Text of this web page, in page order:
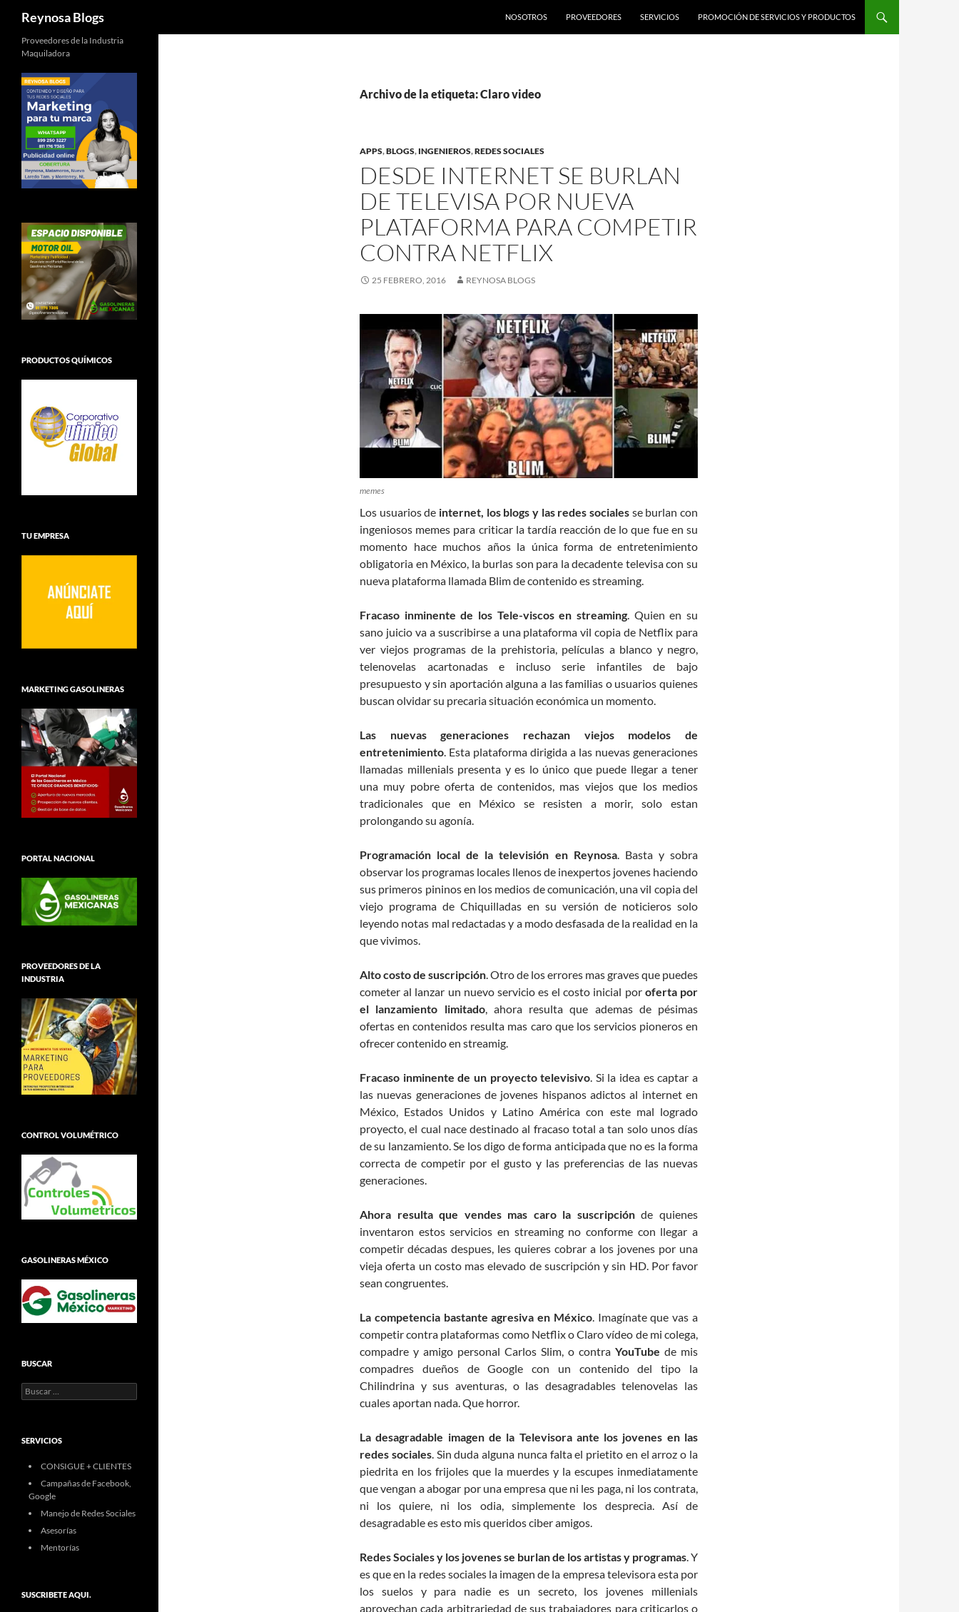
Reynosa Blogs
NOSOTROS
PROVEEDORES SERVICIOS PROMOCIÓN DE SERVICIOS Y PRODUCTOS
Archivo de la etiqueta: Claro video
APPS,BLOGS, INGENIEROS,REDES SOCIALES
DESDE INTERNET SE BURLAN
DE TELEVISA POR NUEVA
PLATAFORMA PARA COMPETIR
CONTRA NETFLIX
25 FEBRERO, 2016 REYNOSA BLOGS
memes
Los usuarios de internet, los blogs y las redes sociales se burlan con
ingeniosos memes para criticar la tardía reacción de lo que fue en su
momento hace muchos años la única forma de entretenimiento
obligatoria en México, la burlas son para la decadente televisa con su
nueva plataforma llamada Blim de contenido es streaming.
Fracaso inminente de los Tele-viscos en streaming. Quien en su
sano juicio va a suscribirse a una plataforma vil copia de Netflix para
ver viejos programas de la prehistoria, películas a blanco y negro,
telenovelas acartonadas e incluso serie infantiles de bajo
presupuesto y sin aportación alguna a las familias o usuarios quienes
buscan olvidar su precaria situación económica un momento.
Las nuevas generaciones rechazan viejos modelos de
entretenimiento. Esta plataforma dirigida a las nuevas generaciones
llamadas millenials presenta y es lo único que puede llegar a tener
una muy pobre oferta de contenidos, mas viejos que los medios
tradicionales que en México se resisten a morir, solo estan
prolongando su agonía.
Programación local de la televisión en Reynosa. Basta y sobra
observar los programas locales llenos de inexpertos jovenes haciendo
sus primeros pininos en los medios de comunicación, una vil copia del
viejo programa de Chiquilladas en su versión de noticieros solo
leyendo notas mal redactadas y a modo desfasada de la realidad en la
que vivimos.
Alto costo de suscripción. Otro de los errores mas graves que puedes
cometer al lanzar un nuevo servicio es el costo inicial por oferta por
el lanzamiento limitado, ahora resulta que ademas de pésimas
ofertas en contenidos resulta mas caro que los servicios pioneros en
ofrecer contenido en streamig.
Fracaso inminente de un proyecto televisivo. Si la idea es captar a
las nuevas generaciones de jovenes hispanos adictos al internet en
México, Estados Unidos y Latino América con este mal logrado
proyecto, el cual nace destinado al fracaso total a tan solo unos días
de su lanzamiento. Se los digo de forma anticipada que no es la forma
correcta de competir por el gusto y las preferencias de las nuevas
generaciones.
Ahora resulta que vendes mas caro la suscripciónde quienes
inventaron estos servicios en streaming no conforme con llegar a
competir décadas despues, les quieres cobrar a los jovenes por una
vieja oferta un costo mas elevado de suscripción y sin HD. Por favor
sean congruentes.
La competencia bastante agresiva en México. Imagínate que vas a
competir contra plataformas como Netflix o Claro vídeo de mi colega,
compadre y amigo personal Carlos Slim, o contra YouTube de mis
compadres dueños de Google con un contenido del tipo la
Chilindrina y sus aventuras, o las desagradables telenovelas las
cuales aportan nada. Que horror.
La desagradable imagen de la Televisora ante los jovenes en las
redes sociales. Sin duda alguna nunca falta el prietito en el arroz o la
piedrita en los frijoles que la muerdes y la escupes inmediatamente
que vengan a abogar por una empresa que ni les paga, ni los contrata,
ni los quiere, ni los odia, simplemente los desprecia. Así de
desagradable es esto mis queridos ciber amigos.
Redes Sociales y los jovenes se burlan de los artistas y programas. Y
es que en la redes sociales la imagen de la empresa televisora esta por
los suelos y para nadie es un secreto, los jovenes millenials
aprovechan cada arbitrariedad de sus trabajadores para criticarlos o
Proveedores de la Industria
Maquiladora
PRODUCTOS QUÍMICOS
TU EMPRESA
MARKETING GASOLINERAS
PORTAL NACIONAL
PROVEEDORES DE LA
INDUSTRIA
CONTROL VOLUMÉTRICO
GASOLINERAS MÉXICO
BUSCAR
Buscar:
SERVICIOS
CONSIGUE + CLIENTES
Campañas de Facebook,
Google
Manejo de Redes Sociales
Asesorías
Mentorías
SUSCRIBETE AQUI.